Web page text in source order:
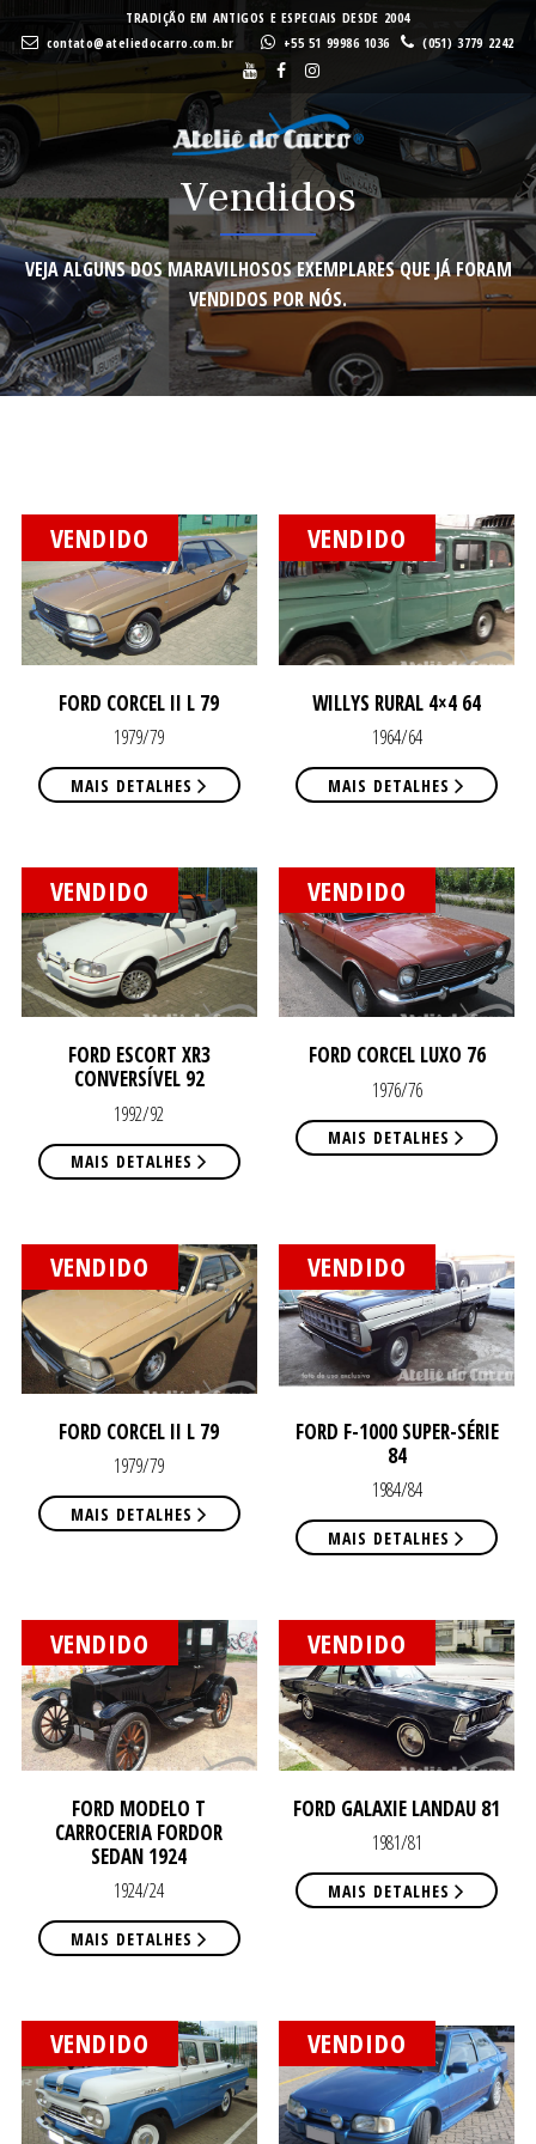
PRÉ-
Buscar
TRADIÇÃO EM ANTIGOS E ESPECIAIS DESDE 2004
contato@ateliedocarro.com.br
+55 51 99986 1036 (051) 3779 2242
PRÉ-
Vendidos
VEJA ALGUNS DOS MARAVILHOSOS EXEMPLARES QUE JÁ FORAM
VENDIDOS POR NÓS.
VENDIDO
FORD CORCEL II L 79
1979/79
MAIS DETALHES
VENDIDO
WILLYS RURAL 4×4 64
1964/64
MAIS DETALHES
VENDIDO
FORD ESCORT XR3
CONVERSÍVEL 92
1992/92
MAIS DETALHES
VENDIDO
FORD CORCEL LUXO 76
1976/76
MAIS DETALHES
VENDIDO
FORD CORCEL II L 79
1979/79
MAIS DETALHES
VENDIDO
FORD F-1000 SUPER-SÉRIE
84
1984/84
MAIS DETALHES
VENDIDO
FORD MODELO T
CARROCERIA FORDOR
SEDAN 1924
1924/24
MAIS DETALHES
VENDIDO
FORD GALAXIE LANDAU 81
1981/81
MAIS DETALHES
VENDIDO VENDIDO